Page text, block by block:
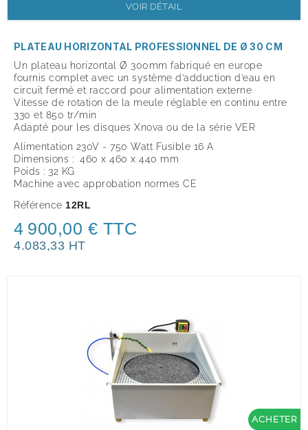
VOIR DÉTAIL
PLATEAU HORIZONTAL PROFESSIONNEL DE Ø 30 CM
Un plateau horizontal Ø 300mm fabriqué en europe
fournis complet avec un système d’adduction d’eau en
circuit fermé et raccord pour alimentation externe
Vitesse de rotation de la meule réglable en continu entre
330 et 850 tr/min
Adapté pour les disques Xnova ou de la série VER
Alimentation 230V - 750 Watt Fusible 16 A
Dimensions : 460 x 460 x 440 mm
Poids : 32 KG
Machine avec approbation normes CE
Référence 12RL
4 900,00 € TTC
4.083,33 HT
ACHETER